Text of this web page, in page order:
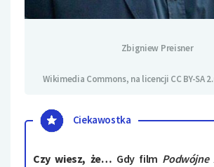
Zbigniew Preisner
Wikimedia Commons, na licencji CC BY-SA
Ciekawostka
Czy wiesz, że… Gdy film Podwójne